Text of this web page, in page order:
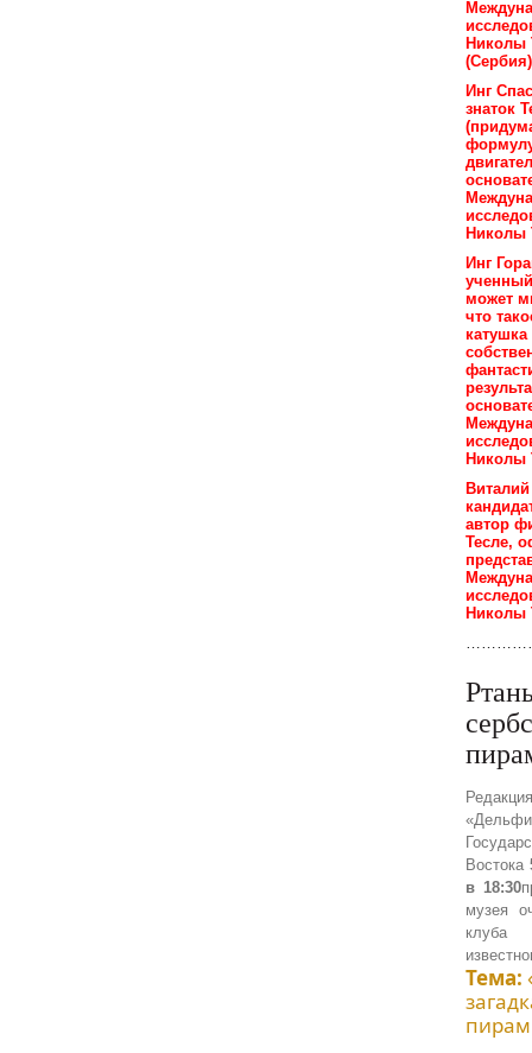
Николы
Инг
знаток
Николы
Инг
может
что
Николы
автор
Тесле,
Николы
Востока
в 18:30
музея
клуба
Тема: